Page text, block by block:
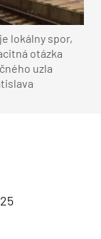
lokálny spor,
otázka
uzla